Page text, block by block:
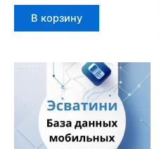
В корзину